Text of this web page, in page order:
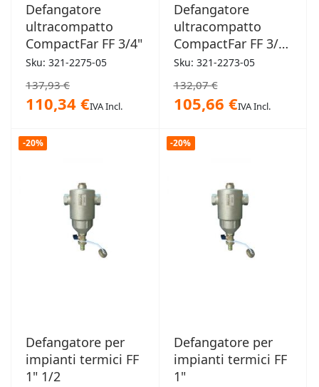
Defangatore
ultracompatto
CompactFar FF 3/4"
Sku: 321-2275-05
137,93 €
110,34 €IVA Incl.
Defangatore
ultracompatto
CompactFar FF 3/4"
2273
Sku: 321-2273-05
132,07 €
105,66 €IVA Incl.
-20%
Defangatore per
impianti termici FF
1" 1/2
-20%
Defangatore per
impianti termici FF
1"